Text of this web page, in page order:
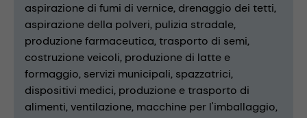
aspirazione di fumi di vernice drenaggio dei tetti
aspirazione della polveri pulizia stradale
produzione farmaceutica trasporto di semi
costruzione veicoli produzione di latte e
formaggio servizi municipali spazzatrici
dispositivi medici produzione e trasporto di
alimenti ventilazione macchine per l'imballaggio